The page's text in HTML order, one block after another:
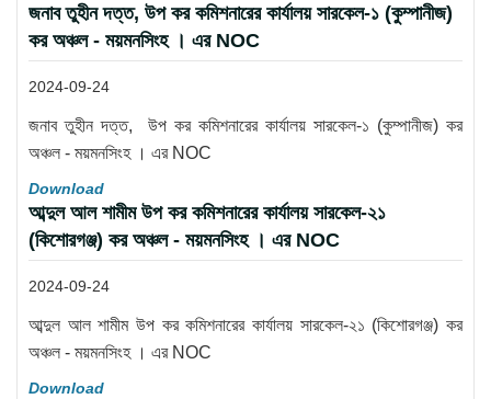
জনাব তুহীন দত্ত, উপ কর কমিশনারের কার্যালয় সারকেল-১ (কুম্পানীজ)
কর অঞ্চল - ময়মনসিংহ । এর NOC
2024-09-24
জনাব তুহীন দত্ত, উপ কর কমিশনারের কার্যালয় সারকেল-১ (কুম্পানীজ) কর
অঞ্চল - ময়মনসিংহ । এর NOC
Download
আব্দুল আল শামীম উপ কর কমিশনারের কার্যালয় সারকেল-২১
(কিশোরগঞ্জ) কর অঞ্চল - ময়মনসিংহ । এর NOC
2024-09-24
আব্দুল আল শামীম উপ কর কমিশনারের কার্যালয় সারকেল-২১ (কিশোরগঞ্জ) কর
অঞ্চল - ময়মনসিংহ । এর NOC
Download